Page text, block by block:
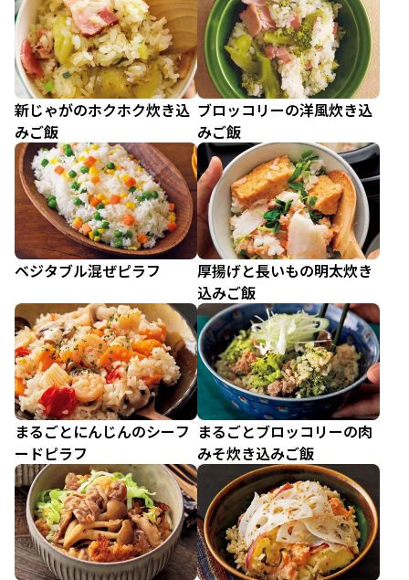
新じゃがのホクホク炊き込
みご飯
ブロッコリーの洋風炊き込
みご飯
ベジタブル混ぜピラフ
厚揚げと長いもの明太炊き
込みご飯
まるごとにんじんのシーフ
ードピラフ
まるごとブロッコリーの肉
みそ炊き込みご飯